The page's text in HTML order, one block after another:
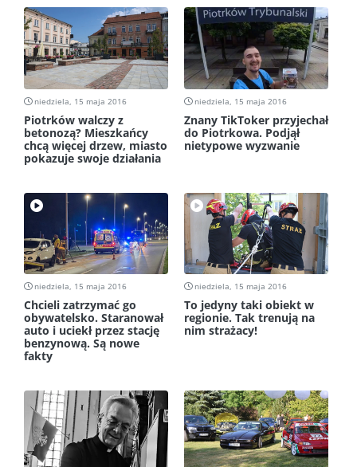
niedziela, 15 maja 2016
Piotrków walczy z
betonozą? Mieszkańcy
chcą więcej drzew, miasto
pokazuje swoje działania
niedziela, 15 maja 2016
Znany TikToker przyjechał
do Piotrkowa. Podjął
nietypowe wyzwanie
niedziela, 15 maja 2016
Chcieli zatrzymać go
obywatelsko. Staranował
auto i uciekł przez stację
benzynową. Są nowe
fakty
niedziela, 15 maja 2016
To jedyny taki obiekt w
regionie. Tak trenują na
nim strażacy!